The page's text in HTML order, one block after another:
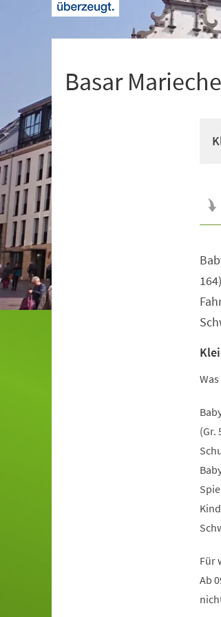
Basar
(Gr.
Für
Ab